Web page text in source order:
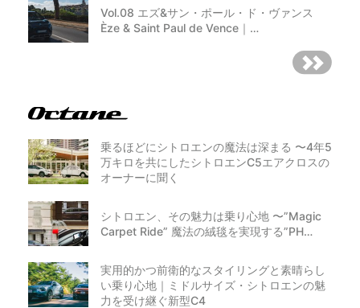
Vol.08 エズ&サン・ポール・ド・ヴァンス
Èze & Saint Paul de Vence｜…
乗るほどにシトロエンの魔法は深まる 〜4年5
万キロを共にしたシトロエンC5エアクロスの
オーナーに聞く
シトロエン、その魅力は乗り心地 〜”Magic
Carpet Ride” 魔法の絨毯を実現する”PH…
実用的かつ前衛的なスタイリングと素晴らし
い乗り心地｜ミドルサイズ・シトロエンの魅
力を受け継ぐ新型C4